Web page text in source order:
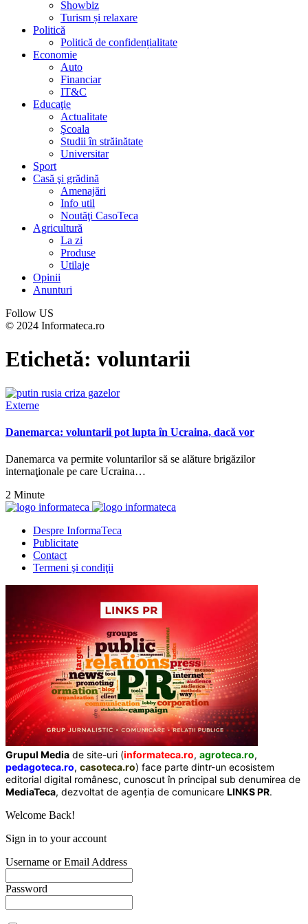
Showbiz
Turism și relaxare
Politică
Politică de confidențialitate
Economie
Auto
Financiar
IT&C
Educaţie
Actualitate
Şcoala
Studii în străinătate
Universitar
Sport
Casă şi grădină
Amenajări
Info util
Noutăţi CasoTeca
Agricultură
La zi
Produse
Utilaje
Opinii
Anunturi
Follow US
© 2024 Informateca.ro
Etichetă: voluntarii
Externe
Danemarca: voluntarii pot lupta în Ucraina, dacă vor
Danemarca va permite voluntarilor să se alăture brigăzilor
internaţionale pe care Ucraina…
2 Minute
Despre InformaTeca
Publicitate
Contact
Termeni şi condiţii
Grupul Media de site-uri (informateca.ro, agroteca.ro,
pedagoteca.ro, casoteca.ro) face parte dintr-un ecosistem
editorial digital românesc, cunoscut în principal sub denumirea de
MediaTeca, dezvoltat de agenția de comunicare LINKS PR.
Welcome Back!
Sign in to your account
Username or Email Address
Password